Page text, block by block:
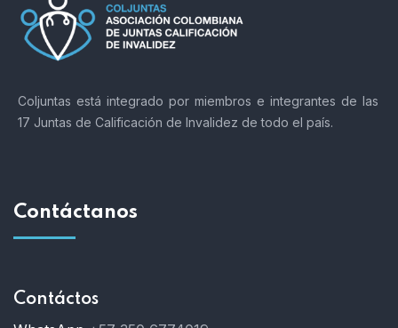
Coljuntas está integrado por miembros e integrantes de las
17 Juntas de Calificación de Invalidez de todo el país.
Contáctanos
Contáctos